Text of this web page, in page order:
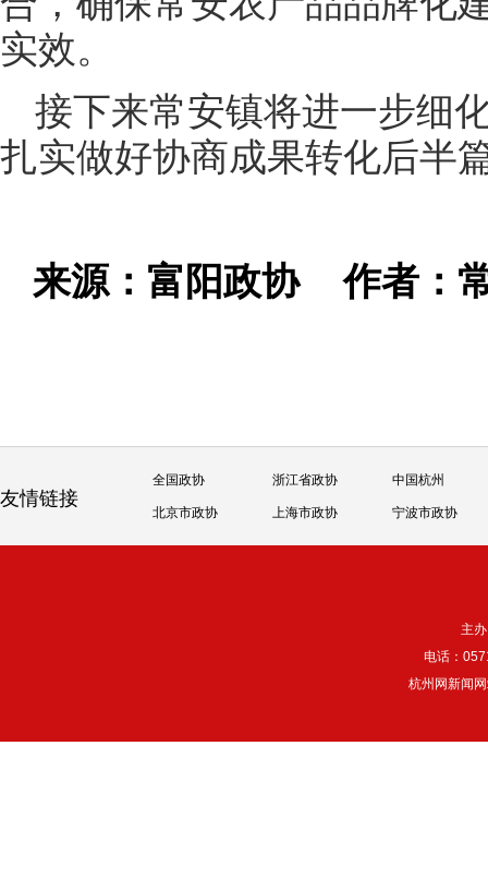
实效。
接下来常安镇将进一步细
扎实做好协商成果转化后半
来源：富阳政协作者：
友情链接
全国政协 浙江省政协 中国杭州
北京市政协 上海市政协 宁波市政协
主
电话：
杭州网新闻